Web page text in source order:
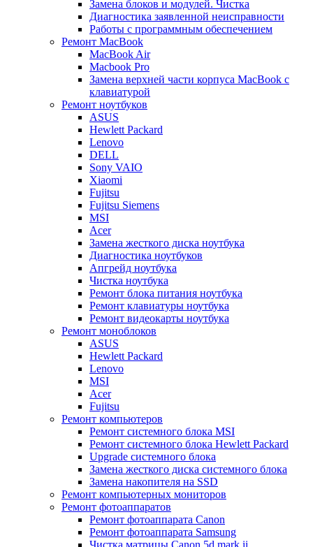
Замена блоков и модулей. Чистка
Диагностика заявленной неисправности
Работы с программным обеспечением
Ремонт MacBook
MacBook Air
Macbook Pro
Замена верхней части корпуса MacBook с
клавиатурой
Ремонт ноутбуков
ASUS
Hewlett Packard
Lenovo
DELL
Sony VAIO
Xiaomi
Fujitsu
Fujitsu Siemens
MSI
Acer
Замена жесткого диска ноутбука
Диагностика ноутбуков
Апгрейд ноутбука
Чистка ноутбука
Ремонт блока питания ноутбука
Ремонт клавиатуры ноутбука
Ремонт видеокарты ноутбука
Ремонт моноблоков
ASUS
Hewlett Packard
Lenovo
MSI
Acer
Fujitsu
Ремонт компьютеров
Ремонт системного блока MSI
Ремонт системного блока Hewlett Packard
Upgrade системного блока
Замена жесткого диска системного блока
Замена накопителя на SSD
Ремонт компьютерных мониторов
Ремонт фотоаппаратов
Ремонт фотоаппарата Canon
Ремонт фотоаппарата Samsung
Чистка матрицы Canon 5d mark ii